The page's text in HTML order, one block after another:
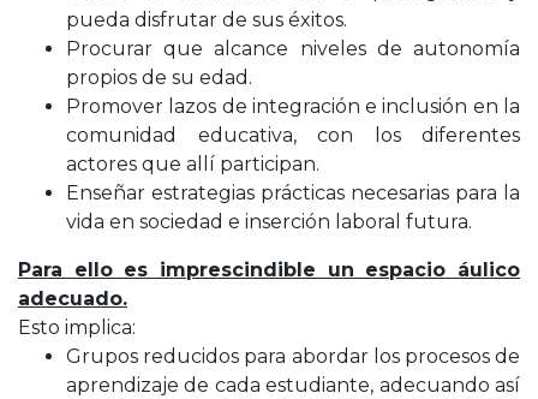
pueda disfrutar de sus éxitos.
Procurar que alcance niveles de autonomía
propios de su edad.
Promover lazos de integración e inclusión en la
comunidad educativa, con los diferentes
actores que allí participan.
Enseñar estrategias prácticas necesarias para la
vida en sociedad e inserción laboral futura.
Para ello es imprescindible un espacio áulico
adecuado.
Esto implica:
Grupos reducidos para abordar los procesos de
aprendizaje de cada estudiante, adecuando así